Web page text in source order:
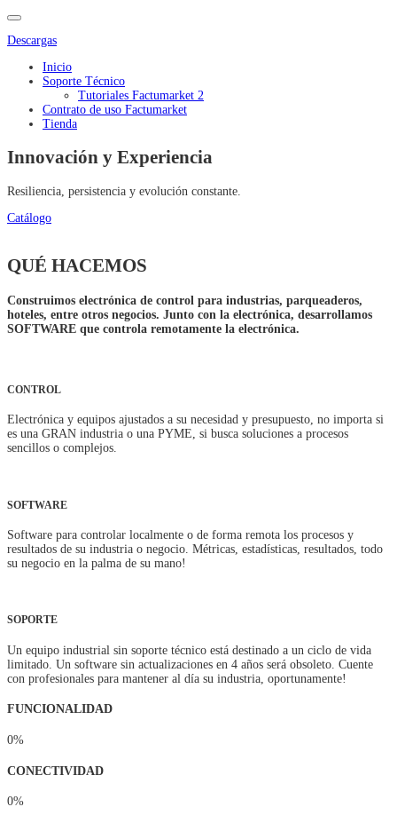
Descargas
Inicio
Soporte Técnico
Tutoriales Factumarket 2
Contrato de uso Factumarket
Tienda
Innovación y Experiencia
Resiliencia, persistencia y evolución constante.
Catálogo
QUÉ HACEMOS
Construimos electrónica de control para industrias, parqueaderos,
hoteles, entre otros negocios. Junto con la electrónica, desarrollamos
SOFTWARE que controla remotamente la electrónica.
CONTROL
Electrónica y equipos ajustados a su necesidad y presupuesto, no importa si
es una GRAN industria o una PYME, si busca soluciones a procesos
sencillos o complejos.
SOFTWARE
Software para controlar localmente o de forma remota los procesos y
resultados de su industria o negocio. Métricas, estadísticas, resultados, todo
su negocio en la palma de su mano!
SOPORTE
Un equipo industrial sin soporte técnico está destinado a un ciclo de vida
limitado. Un software sin actualizaciones en 4 años será obsoleto. Cuente
con profesionales para mantener al día su industria, oportunamente!
FUNCIONALIDAD
0%
CONECTIVIDAD
0%